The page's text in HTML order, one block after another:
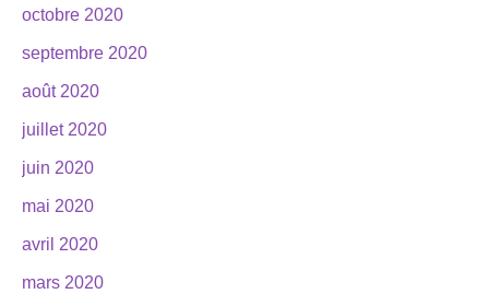
octobre 2020
septembre 2020
août 2020
juillet 2020
juin 2020
mai 2020
avril 2020
mars 2020